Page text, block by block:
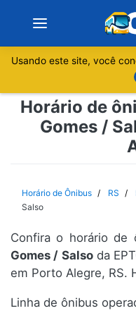
Sobre
Espírito Santo
Usando este site, você
Horário de
Gomes /
Horário de Ônibus RS
Salso
Confira o horário de
Gomes / Salsoda
em Porto Alegre, RS.
Linha de ônibus